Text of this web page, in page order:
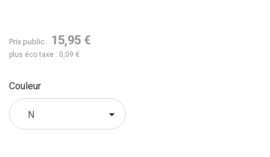
Prix public 15,95 €
plus éco taxe : 0,09 €
Couleur